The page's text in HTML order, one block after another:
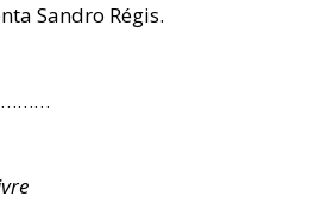
Sandro Régis.